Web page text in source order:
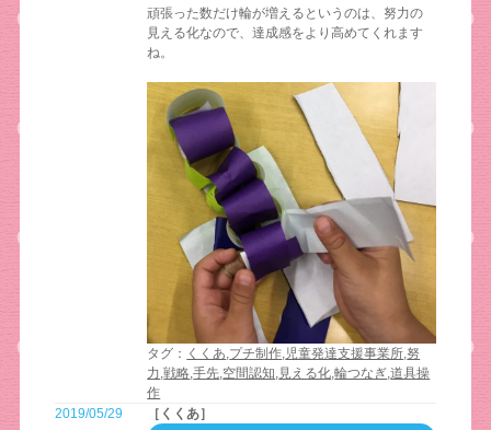
頑張った数だけ輪が増えるというのは、努力の
見える化なので、達成感をより高めてくれます
ね。
タグ： くくあ,プチ制作,児童発達支援事業所,努
力,戦略,手先,空間認知,見える化,輪つなぎ,道具操
作
2019/05/29
［くくあ］